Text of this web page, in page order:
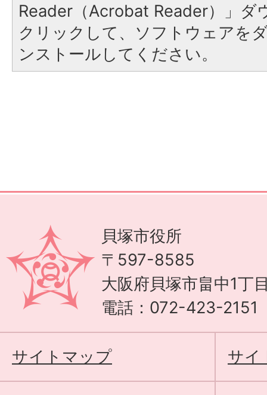
Reader（Acrobat Reader）」ダ
クリックして、ソフトウェアを
ンストールしてください。
貝塚市役所
〒597-8585
大阪府貝塚市畠中1丁
電話：072-423-2151
サイトマップ サイ